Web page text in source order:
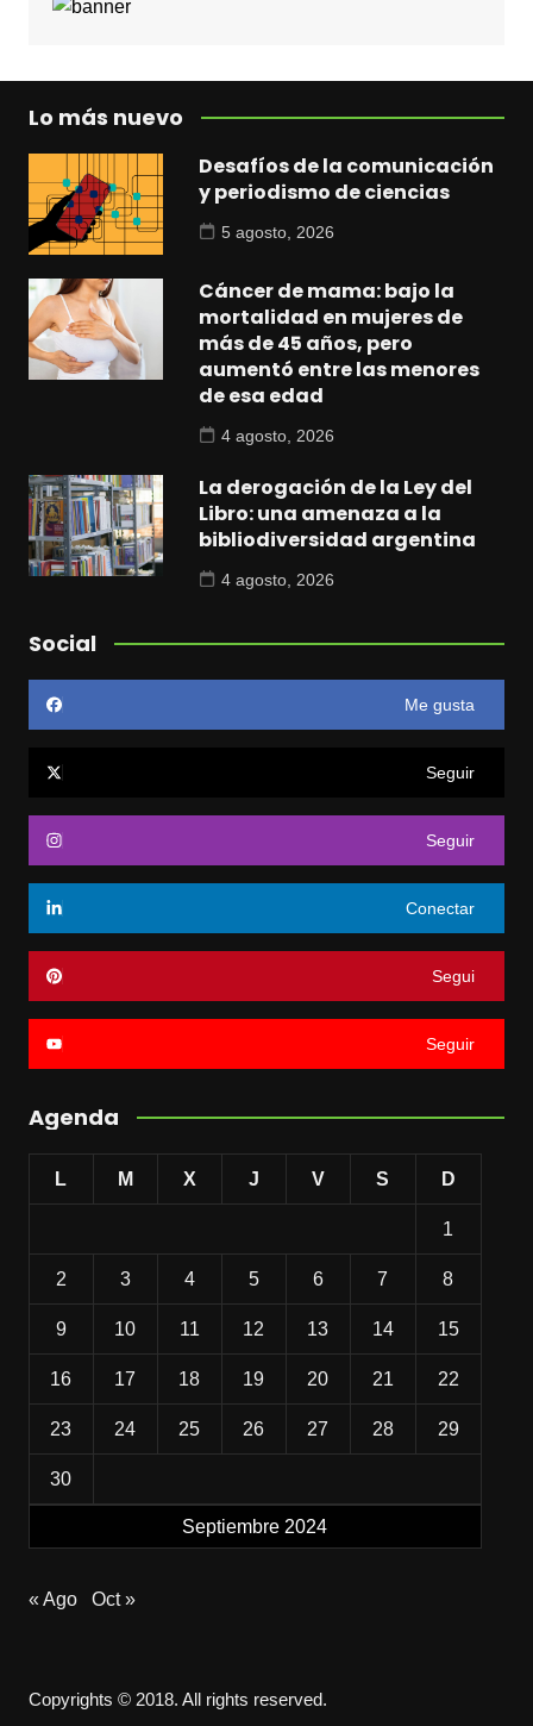
Lo más nuevo
Desafíos de la comunicación
y periodismo de ciencias
5 agosto, 2026
Cáncer de mama: bajo la
mortalidad en mujeres de
más de 45 años, pero
aumentó entre las menores
de esa edad
4 agosto, 2026
La derogación de la Ley del
Libro: una amenaza a la
bibliodiversidad argentina
4 agosto, 2026
Social
Me gusta
Seguir
Seguir
Conectar
Segui
Seguir
Agenda
Septiembre 2024
L M X J V S D
1
2 3 4 5 6 7 8
9 10 11 12 13 14 15
16 17 18 19 20 21 22
23 24 25 26 27 28 29
30
« Ago Oct »
Copyrights © 2018. All rights reserved.